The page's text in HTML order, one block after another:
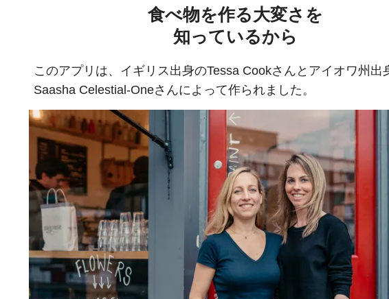
食べ物を作る大変さを
知っているから
このアプリは、イギリス出身のTessa Cookさんとアイオワ州出
Saasha Celestial-Oneさんによって作られました。